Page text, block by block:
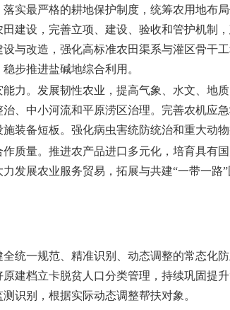
落实最严格的耕地保护制度，统筹农用地布
建设，完善立项、建设、验收和管护机制
与改造，强化高标准农田渠系与灌区骨干
步推进盐碱地综合利用。
力。 发展韧性农业，提高气象、水文、地
、中小河流和平原涝区治理。完善农机应
装备短板。强化病虫害统防统治和重大动
质量。 推进农产品进口多元化，培育具有
发展农业服务贸易，拓展与共建“一带一路
全统一规范、精准识别、动态调整的常态化
建档立卡脱贫人口分类管理，持续巩固提
识别，根据实际动态调整帮扶对象。